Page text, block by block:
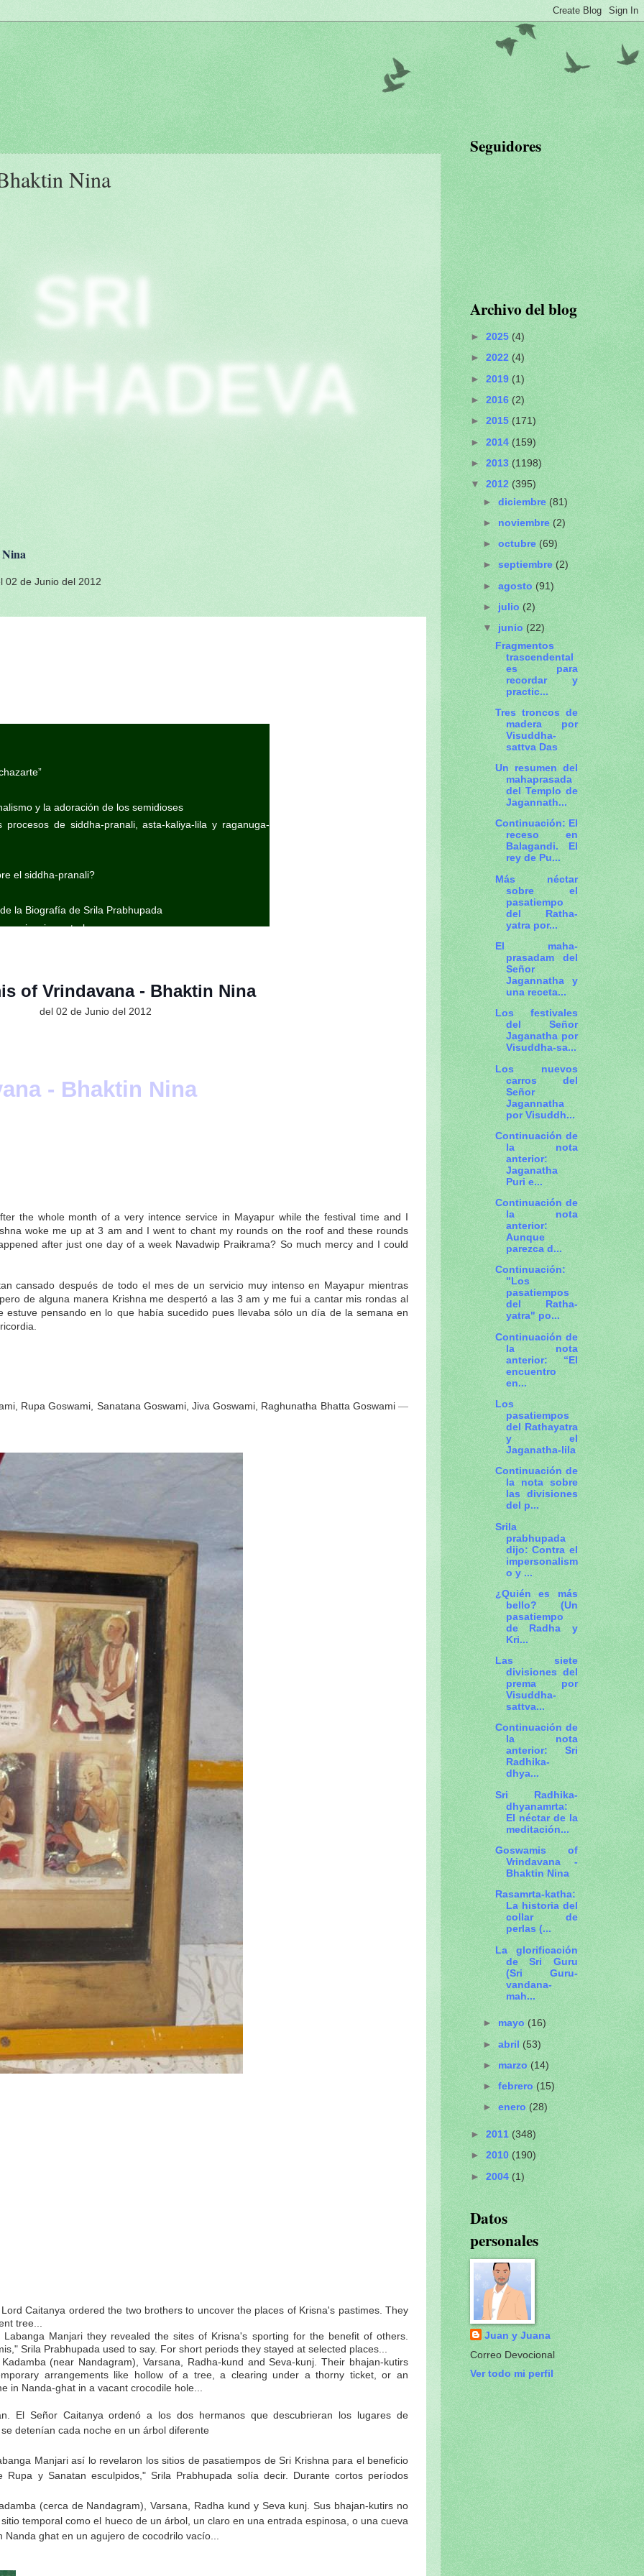
Nina
SRI
02 de Junio del 2012
y la adoración de los semidioses
de siddha-pranali, asta-kaliya-lila y raganuga-
el siddha-pranali?
la Biografía de Srila Prabhupada
astrales
1965
Maharaj
materialista o kanistha-adhikari?
no puede ser considerado discípulo
para que Krishna nos dé un Guru
por medio del sonido
Srila Prabhupada
y su reflejo pervertido
(los verdaderos estándares de Srila Prabhupada)
VAISHNAVAS
of Vrindavana - Bhaktin Nina
del 02 de Junio del 2012
- Bhaktin Nina
the whole month of a very intence service in Mayapur while the festival time and I
woke me up at 3 am and I went to chant my rounds on the roof and these rounds
after just one day of a week Navadwip Praikrama? So much mercy and I could
cansado después de todo el mes de un servicio muy intenso en Mayapur mientras
de alguna manera Krishna me despertó a las 3 am y me fui a cantar mis rondas al
pensando en lo que había sucedido pues llevaba sólo un día de la semana en
Rupa Goswami, Sanatana Goswami, Jiva Goswami, Raghunatha Bhatta Goswami—
Caitanya ordered the two brothers to uncover the places of Krisna's pastimes. They
tree...
Manjari they revealed the sites of Krisna's sporting for the benefit of others.
Srila Prabhupada used to say. For short periods they stayed at selected places...
(near Nandagram), Varsana, Radha-kund and Seva-kunj. Their bhajan-kutirs
arrangements like hollow of a tree, a clearing under a thorny ticket, or an
in Nanda-ghat in a vacant crocodile hole...
El Señor Caitanya ordenó a los dos hermanos que descubrieran los lugares de
detenían cada noche en un árbol diferente
Manjari así lo revelaron los sitios de pasatiempos de Sri Krishna para el beneficio
Rupa y Sanatan esculpidos," Srila Prabhupada solía decir. Durante cortos períodos
(cerca de Nandagram), Varsana, Radha kund y Seva kunj.Sus bhajan-kutirs no
temporal como el hueco de un árbol, un claro en una entrada espinosa, o una cueva
Nanda ghat en un agujero de cocodrilo vacío...
Seguidores
Archivo del blog
► 2025 (4)
► 2022 (4)
► 2019 (1)
► 2016 (2)
► 2015 (171)
► 2014 (159)
► 2013 (1198)
▼ 2012 (395)
► diciembre (81)
► noviembre (2)
► octubre (69)
► septiembre (2)
► agosto (91)
► julio (2)
▼ junio (22)
Fragmentos
trascendental
es para
recordar y
practic...
Tres troncos de
madera por
Visuddha-
sattva Das
Un resumen del
mahaprasada
del Templo de
Jagannath...
Continuación: El
receso en
Balagandi. El
rey de Pu...
Más néctar
sobre el
pasatiempo
del Ratha-
yatra por...
El maha-
prasadam del
Señor
Jagannatha y
una receta...
Los festivales
del Señor
Jaganatha por
Visuddha-sa...
Los nuevos
carros del
Señor
Jagannatha
por Visuddh...
Continuación de
la nota
anterior:
Jaganatha
Puri e...
Continuación de
la nota
anterior:
Aunque
parezca d...
Continuación:
"Los
pasatiempos
del Ratha-
yatra" po...
Continuación de
la nota
anterior: “El
encuentro
en...
Los
pasatiempos
del Rathayatra
y el
Jaganatha-lila
Continuación de
la nota sobre
las divisiones
del p...
Srila
prabhupada
dijo: Contra el
impersonalism
o y ...
¿Quién es más
bello? (Un
pasatiempo
de Radha y
Kri...
Las siete
divisiones del
prema por
Visuddha-
sattva...
Continuación de
la nota
anterior: Sri
Radhika-
dhya...
Sri Radhika-
dhyanamrta:
El néctar de la
meditación...
Goswamis of
Vrindavana -
Bhaktin Nina
Rasamrta-katha:
La historia del
collar de
perlas (...
La glorificación
de Sri Guru
(Sri Guru-
vandana-
mah...
► mayo (16)
► abril (53)
► marzo (14)
► febrero (15)
► enero (28)
► 2011 (348)
► 2010 (190)
► 2004 (1)
Datos
personales
Juan y Juana
Correo Devocional
Ver todo mi perfil